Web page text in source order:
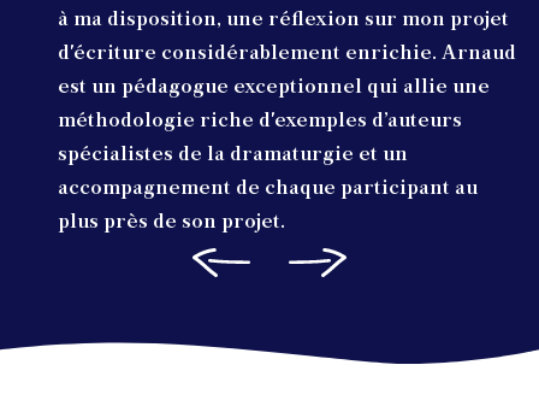
à ma disposition, une réflexion sur mon projet
d'écriture considérablement enrichie. Arnaud
est un pédagogue exceptionnel qui allie une
méthodologie riche d'exemples d’auteurs
spécialistes de la dramaturgie et un
accompagnement de chaque participant au
plus près de son projet.